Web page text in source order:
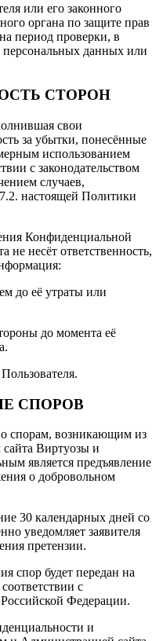
или его законного
органа по защите прав
период проверки, в
персональных данных или
СТОРОН
свои
за убытки, понесённые
использованием
с законодательством
случаев,
настоящей Политики
Конфиденциальной
несёт ответственность,
до её утраты или
до момента её
СПОРОВ
спорам, возникающим из
Виртуозы и
является предъявление
о добровольном
30 календарных дней со
уведомляет заявителя
претензии.
спор будет передан на
с
Федерации.
и